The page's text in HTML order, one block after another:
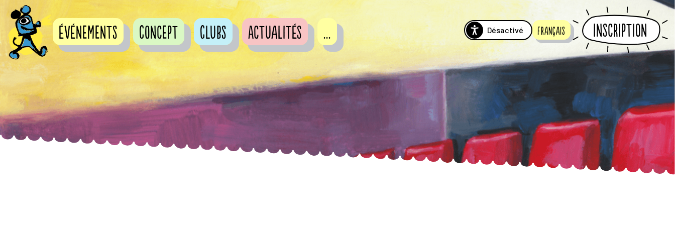
Désactivé Français Inscription
événements Concept Clubs Actualités ...